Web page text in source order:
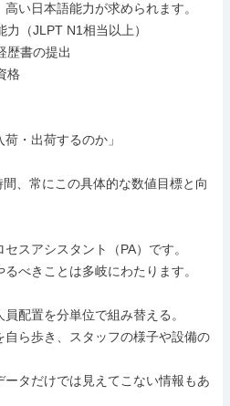
い日本語能力が求められます。
（JLPT N1相当以上）
歴書の提出
格
・出荷するのか」
、常にこの具体的な数値目標と向
スアシスタント（PA）です。
べきことは多岐にわたります。
配置を分単位で組み替える。
ら歩き、スタッフの様子や設備の
タだけでは見えてこない情報もあ